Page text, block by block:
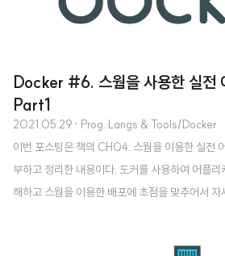
Docker #6. 스웜을 사용한 실전
Part1
2021.05.29 · Prog. Langs & Tools/Docker
이번 포스팅은 책의 CH04. 스웜을 이용한 실전
부하고 정리한 내용이다. 도커를 사용하여 어플
해하고 스웜을 이용한 배포에 초점을 맞추어서